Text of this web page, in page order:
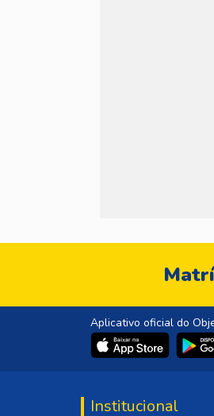
Aplicativo oficial do
Institucional